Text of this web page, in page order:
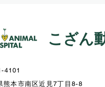
こざん
4101
熊本市南区近見7丁目8-8